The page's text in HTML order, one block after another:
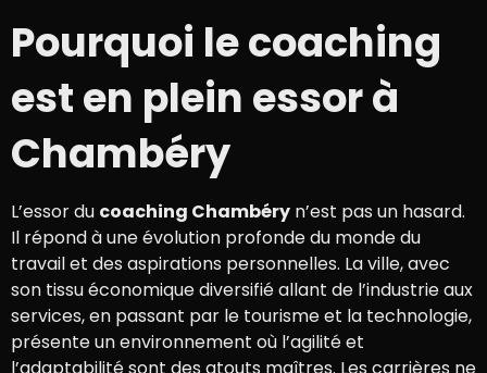
Pourquoi le coaching
est en plein essor à
Chambéry
L’essor du coaching Chambéry n’est pas un hasard.
Il répond à une évolution profonde du monde du
travail et des aspirations personnelles. La ville, avec
son tissu économique diversifié allant de l’industrie aux
services, en passant par le tourisme et la technologie,
présente un environnement où l’agilité et